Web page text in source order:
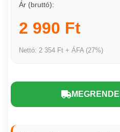
Ár (bruttó):
2 990 Ft
Nettó: 2 354 Ft + ÁFA (27%)